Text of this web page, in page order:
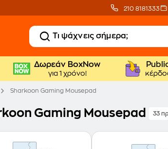
210 8181333
Δωρεάν BoxNow
για 1 χρόνο!
Sharkoon Gaming Mousepad
Gaming Mousepad 33